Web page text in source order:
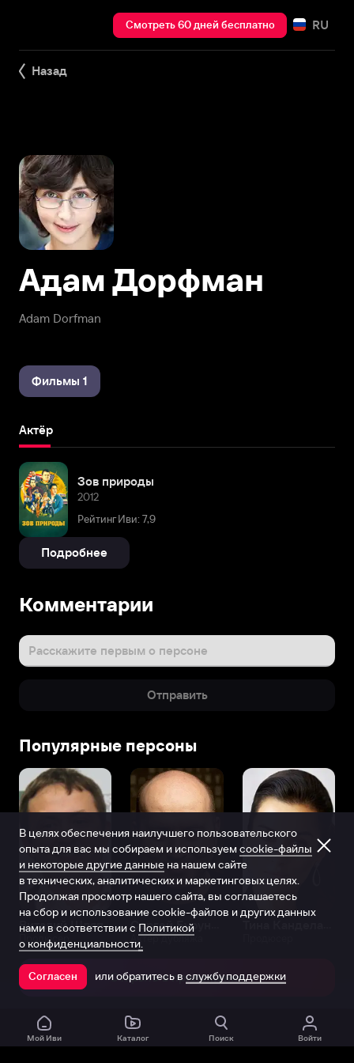
Смотреть 60 дней бесплатно RU
Назад
Adam Dorfman
Адам Дорфман
Фильмы 1
Актёр
Зов природы
2012
Рейтинг Иви: 7,9
Подробнее
Комментарии
Расскажите первым о персоне
Отправить
Популярные персоны
Виталий Шляппо
Продюсер Актёр дубляжа
Открыть в приложении
Мой Иви Каталог Поиск Войти
В целях обеспечения наилучшего пользовательского
опыта для вас мы собираем и используем cookie-файлы
и некоторые другие данные на нашем сайте
в технических, аналитических и маркетинговых целях.
Продолжая просмотр нашего сайта, вы соглашаетесь
на сбор и использование cookie-файлов и других данных
нами в соответствии с Политикой
о конфиденциальности.
Согласен или обратитесь в службу поддержки